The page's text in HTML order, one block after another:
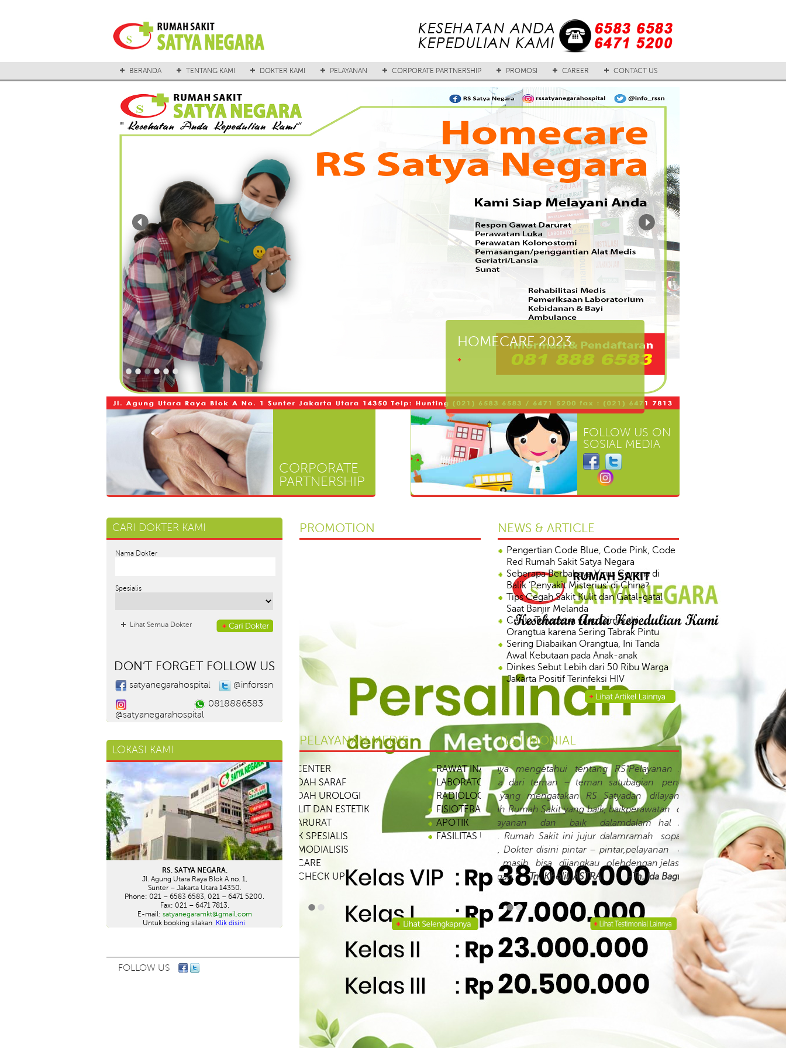
BERANDA TENTANG KAMI DOKTER KAMI PELAYANAN CORPORATE PARTNERSHIP PROMOSI CAREER CONTACT US
HOMECARE 2023
••••••
CORPORATE
PARTNERSHIP
FOLLOW US ON
SOSIAL MEDIA
CARI DOKTER KAMI
Nama Dokter
Spesialis
Lihat Semua Dokter
DON’T FORGET FOLLOW US
satyanegarahospital @inforssn
@satyanegarahospital
0818886583
LOKASI KAMI
RS. SATYA NEGARA.
Jl. Agung Utara Raya Blok A no. 1,
Sunter – Jakarta Utara 14350.
Phone: 021 – 6583 6583, 021 – 6471 5200.
Fax: 021 – 6471 7813.
E-mail: satyanegaramkt@gmail.com
Untuk booking silakan Klik disini
PROMOTION NEWS & ARTICLE
Pengertian Code Blue, Code Pink, Code
Red Rumah Sakit Satya Negara
Seberapa Berbahaya Virus Corona di
Balik ‘Penyakit Misterius’ di China?
Tips Cegah Sakit Kulit dan Gatal-gatal
Saat Banjir Melanda
Cerita Tunanetra yang Dimarahi
Orangtua karena Sering Tabrak Pintu
Sering Diabaikan Orangtua, Ini Tanda
Awal Kebutaan pada Anak-anak
Dinkes Sebut Lebih dari 50 Ribu Warga
Jakarta Positif Terinfeksi HIV
Pengobatan di Rumah untuk HIV dan
Penyebab & Faktor Resiko HIV dan AIDS
Tanda dan Gejala HIV dan AIDS
PELAYANAN MEDIS
RAWAT INAP
LABORATORIUM DAN BANK DARAH
RADIOLOGI
FISIOTERAPI DAN TERAPI WICARA
APOTIK
FASILITAS UMUM LAINNYA
••
TESTIMONIAL
“Pelayanan sejak pertama kali masuk di
bagian pendaftaran langsung ditangani
dan dilayani dengan baik. Dalam hal
perawatan dan penunjang medis lainya
dalam hal ini dokter serta perawatnya
ramah sopan dan penuh memberikan
pelayanan dan memberikan informasi
dengan jelas”
-Tn. Ida Bagus N, Asuransi CAR
••
FOLLOW US 2014@RSSatyaNegara. All Rights Reserved. Design by Designcub3.com